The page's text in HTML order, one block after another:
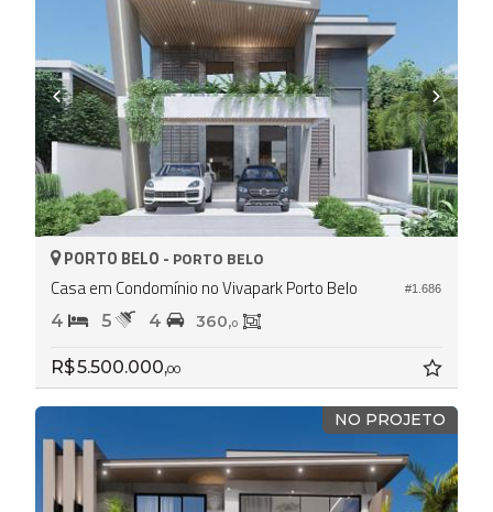
#1.686
PORTO BELO - PORTO BELO
Casa em Condomínio no Vivapark Porto Belo
4 5 4 360,0
R$ 5.500.000,00
NO PROJETO